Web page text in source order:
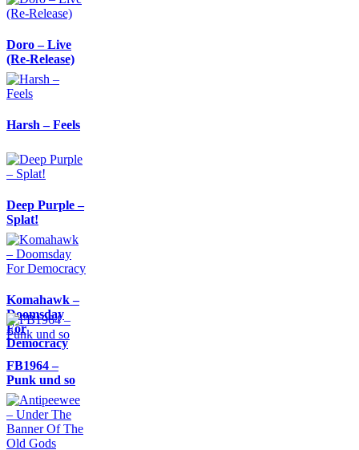
Doro – Live
(Re-Release)
Harsh – Feels
Deep Purple –
Splat!
Komahawk –
Doomsday
For
Democracy
FB1964 –
Punk und so